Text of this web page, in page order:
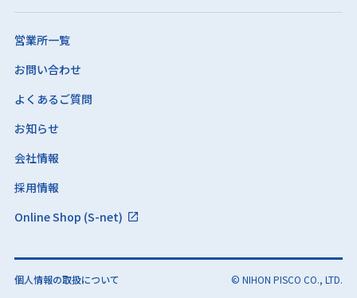
営業所一覧
お問い合わせ
よくあるご質問
お知らせ
会社情報
採用情報
Online Shop (S-net)
個人情報の取扱について © NIHON PISCO CO., LTD.